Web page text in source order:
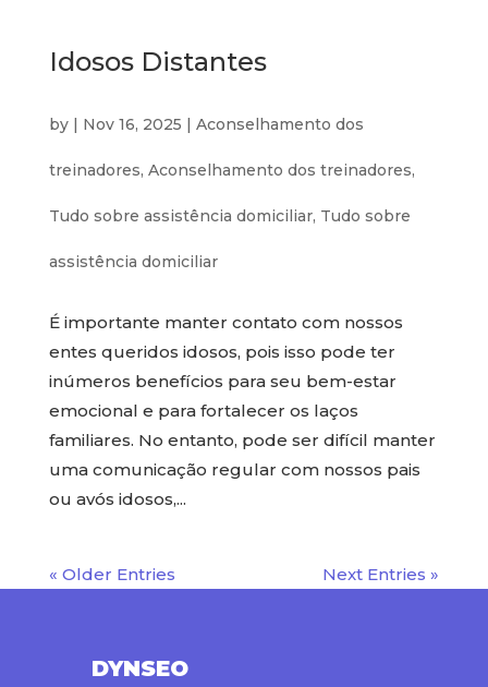
Idosos Distantes
by | Nov 16, 2025 | Aconselhamento dos
treinadores, Aconselhamento dos treinadores,
Tudo sobre assistência domiciliar, Tudo sobre
assistência domiciliar
É importante manter contato com nossos
entes queridos idosos, pois isso pode ter
inúmeros benefícios para seu bem-estar
emocional e para fortalecer os laços
familiares. No entanto, pode ser difícil manter
uma comunicação regular com nossos pais
ou avós idosos,...
« Older Entries Next Entries »
DYNSEO